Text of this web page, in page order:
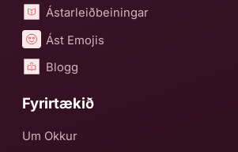
Ástarleiðbeiningar
Ást Emojis
Blogg
Fyrirtækið
Um Okkur